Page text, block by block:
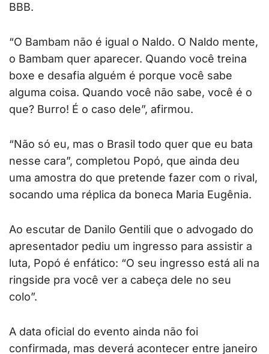
BBB.
“O Bambam não é igual o Naldo. O Naldo mente,
o Bambam quer aparecer. Quando você treina
boxe e desafia alguém é porque você sabe
alguma coisa. Quando você não sabe, você é o
que? Burro! É o caso dele”, afirmou.
“Não só eu, mas o Brasil todo quer que eu bata
nesse cara”, completou Popó, que ainda deu
uma amostra do que pretende fazer com o rival,
socando uma réplica da boneca Maria Eugênia.
Ao escutar de Danilo Gentili que o advogado do
apresentador pediu um ingresso para assistir a
luta, Popó é enfático: “O seu ingresso está ali na
ringside pra você ver a cabeça dele no seu
colo”.
A data oficial do evento ainda não foi
confirmada, mas deverá acontecer entre janeiro